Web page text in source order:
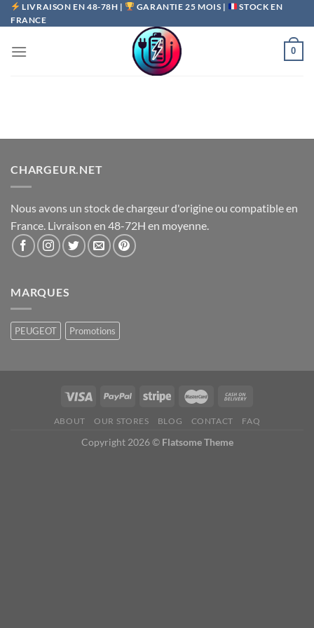
Passer
au
LIVRAISON EN 48-78H | GARANTIE 25 MOIS |
STOCK EN
FRANCE
0
CHARGEUR.NET
Nous avons un stock de chargeur d'origine ou compatible en
France. Livraison en 48-72H en moyenne.
MARQUES
PEUGEOT Promotions
ABOUT OUR STORES BLOG CONTACT FAQ
Copyright 2026 © Flatsome Theme